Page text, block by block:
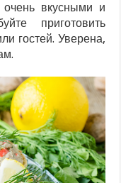
очень вкусными и
приготовить
гостей. Уверена,